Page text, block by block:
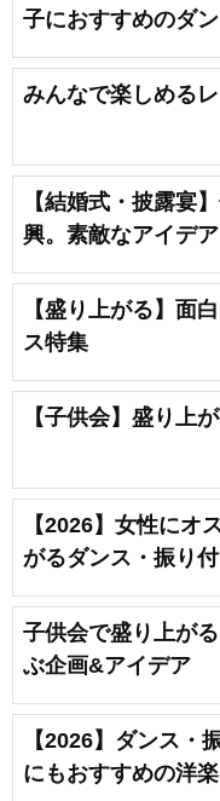
子におすすめのダ
みんなで楽しめる
【結婚式・披露宴
興。素敵なアイデア
【盛り上がる】面
ス特集
【子供会】盛り上
【2026】女性にオ
がるダンス・振り
子供会で盛り上が
ぶ企画&アイデア
【2026】ダンス・
にもおすすめの洋